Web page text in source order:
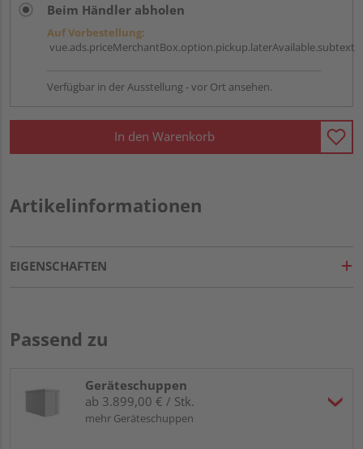
Beim Händler abholen
Auf Vorbestellung:
vue.ads.priceMerchantBox.option.pickup.laterAvailable.subtext
Verfügbar in der Ausstellung - vor Ort ansehen.
In den Warenkorb
Artikelinformationen
EIGENSCHAFTEN
Passend zu
Geräteschuppen
ab 3.899,00 € / Stk.
mehr Geräteschuppen